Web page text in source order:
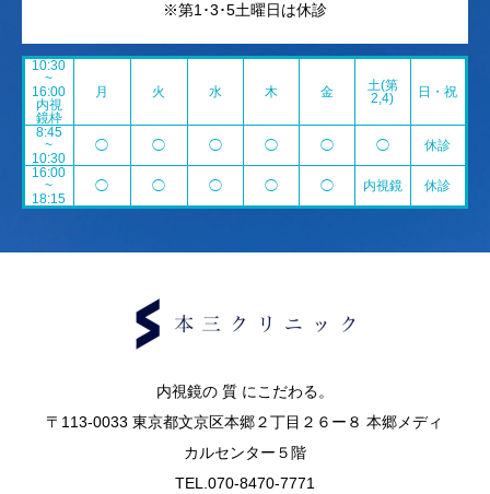
※第1･3･5土曜日は休診
10:30
~
16:00
内視
鏡枠
月 火 水 木 金
土(第
2,4)
日・祝
8:45
~
10:30
◯ ◯ ◯ ◯ ◯ ◯
休診
16:00
~
18:15
◯ ◯ ◯ ◯ ◯ 内視鏡 休診
内視鏡の 質 にこだわる。
〒113-0033 東京都文京区本郷２丁目２６ー８ 本郷メディ
カルセンター５階
TEL.070-8470-7771